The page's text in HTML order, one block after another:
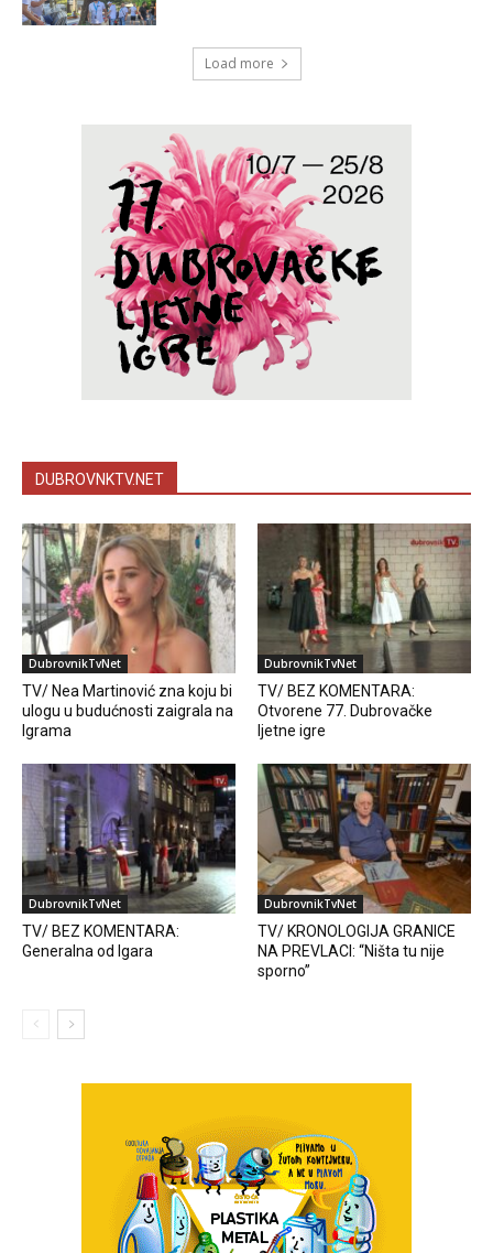
Load more
DUBROVNKTV.NET
DubrovnikTvNet
TV/ Nea Martinović zna koju bi
ulogu u budućnosti zaigrala na
Igrama
DubrovnikTvNet
TV/ BEZ KOMENTARA:
Otvorene 77. Dubrovačke
ljetne igre
DubrovnikTvNet
TV/ BEZ KOMENTARA:
Generalna od Igara
DubrovnikTvNet
TV/ KRONOLOGIJA GRANICE
NA PREVLACI: “Ništa tu nije
sporno”